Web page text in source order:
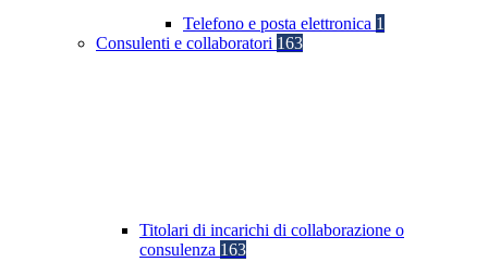
Telefono e posta elettronica 1
Consulenti e collaboratori 163
Titolari di incarichi di collaborazione o
consulenza 163